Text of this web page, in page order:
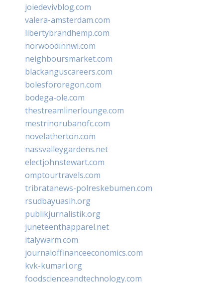
joiedevivblog.com
valera-amsterdam.com
libertybrandhemp.com
norwoodinnwi.com
neighboursmarket.com
blackanguscareers.com
bolesfororegon.com
bodega-ole.com
thestreamlinerlounge.com
mestrinorubanofc.com
novelatherton.com
nassvalleygardens.net
electjohnstewart.com
omptourtravels.com
tribratanews-polreskebumen.com
rsudbayuasih.org
publikjurnalistik.org
juneteenthapparel.net
italywarm.com
journaloffinanceeconomics.com
kvk-kumari.org
foodscienceandtechnology.com